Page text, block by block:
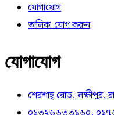
যোগাযোগ
তালিকা যোগ করুন
যোগাযোগ
শেরশাহ্ রোড, লক্ষীপুর,